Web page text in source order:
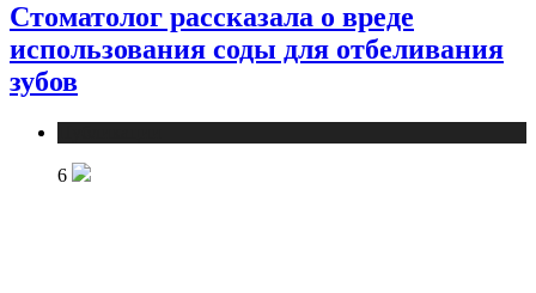
Стоматолог рассказала о вреде
использования соды для отбеливания
зубов
6